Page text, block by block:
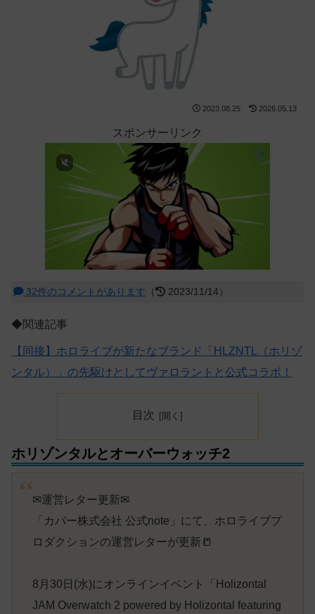
2023.08.25 2026.05.13
スポンサーリンク
32件のコメントがあります （ 2023/11/14）
◆関連記事
【同接】ホロライブが新たなブランド「HLZNTL（ホリゾ
ンタル）」の先駆けとしてヴァロラントと公式コラボ！
目次
ホリゾンタルとオーバーウォッチ2
✉運営レター更新✉
「カバー株式会社 公式note」にて、ホロライブプ
ロダクションの運営レターが更新📒
8月30日(水)にオンラインイベント「Holizontal
JAM Overwatch 2 powered by Holizontal featuring